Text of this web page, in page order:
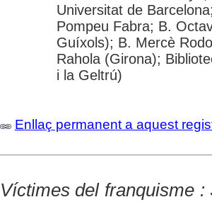
Universitat de
Pompeu Fabra; B.
Guíxols); B. Mercè
Rahola (Girona);
i la Geltrú)
Enllaç permanent a aquest
Víctimes del franquisme